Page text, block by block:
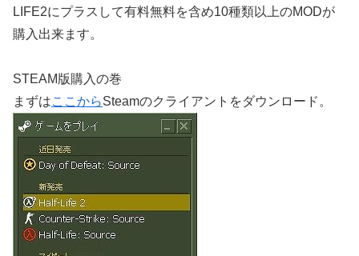
LIFE2にプラスして有料無料を含め10種類以上のMODが
購入出来ます。
STEAM版購入の巻
まずはここからSteamのクライアントをダウンロード。